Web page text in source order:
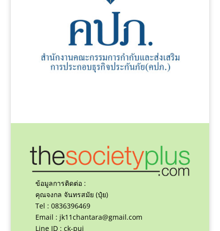
ข้อมูลการติดต่อ :
คุณจงกล จันทรสมัย (ปุ๋ย)
Tel : 0836396469
Email : jk11chantara@gmail.com
Line ID : ck-pui